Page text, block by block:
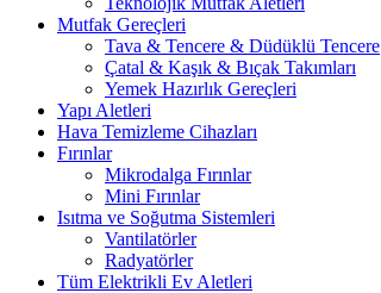
Mutfak Gereçleri
Tava & Tencere & Düdüklü Tencere
Çatal & Kaşık & Bıçak Takımları
Yemek Hazırlık Gereçleri
Yapı Aletleri
Hava Temizleme Cihazları
Fırınlar
Mikrodalga Fırınlar
Mini Fırınlar
Isıtma ve Soğutma Sistemleri
Vantilatörler
Radyatörler
Tüm Elektrikli Ev Aletleri